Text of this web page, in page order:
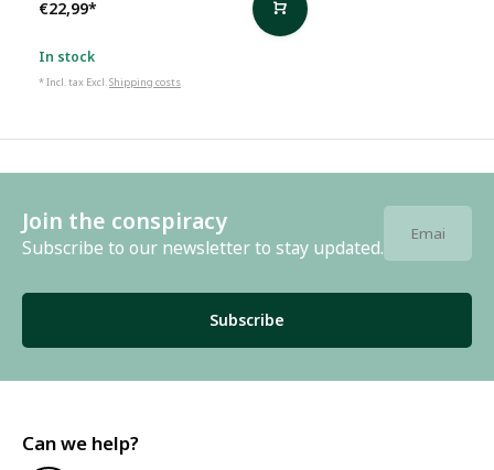
€22,99*
In stock
* Incl. tax Excl.Shipping costs
Join the conspiracy
Subscribe to our newsletter to stay updated.
Subscribe
Can we help?